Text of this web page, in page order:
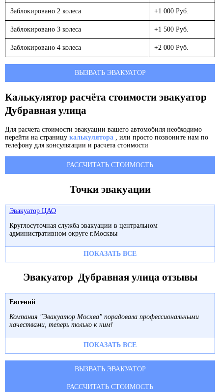
Заблокировано 2 колеса +1 000 Руб.
Заблокировано 3 колеса +1 500 Руб.
Заблокировано 4 колеса +2 000 Руб.
ВЫЗВАТЬ ЭВАКУАТОР
Калькулятор расчёта стоимости эвакуатор
Дубравная улица
Для расчета стоимости эвакуации вашего автомобиля необходимо
перейти на страницу калькулятора , или просто позвоните нам по
телефону для консультации и расчета стоимости
РАССЧИТАТЬ СТОИМОСТЬ
Точки эвакуации
Эвакуатор ЦАО
Круглосуточная служба эвакуации в центральном
административном округе г.Москвы
ПОКАЗАТЬ ВСЕ
Эвакуатор Дубравная улица отзывы
Евгений
Компания "Эвакуатор Москва" порадовала профессиональными
качествами, теперь только к ним!
ПОКАЗАТЬ ВСЕ
ВЫЗВАТЬ ЭВАКУАТОР
РАССЧИТАТЬ СТОИМОСТЬ